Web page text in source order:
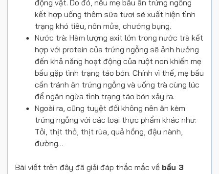
động vật. Do đó, nếu mẹ bầu ăn trứng ngỗng
kết hợp uống thêm sữa tươi sẽ xuất hiện tình
trạng khó tiêu, nôn mửa, chướng bụng.
Nước trà: Hàm lượng axit lớn trong nước trà kết
hợp với protein của trứng ngỗng sẽ ảnh hưởng
đến khả năng hoạt động của ruột non khiến mẹ
bầu gặp tình trạng táo bón. Chính vì thế, mẹ bầu
cần tránh ăn trứng ngỗng và uống trà cùng lúc
để ngăn ngừa tình trạng táo bón xảy ra.
Ngoài ra, cũng tuyệt đối không nên ăn kèm
trứng ngỗng với các loại thực phẩm khác như:
Tỏi, thịt thỏ, thịt rùa, quả hồng, đậu nành,
đường…
Bài viết trên đây đã giải đáp thắc mắc về bầu 3